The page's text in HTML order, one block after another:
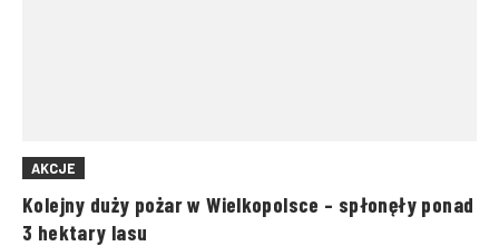
AKCJE
Kolejny duży pożar w Wielkopolsce – spłonęły ponad
3 hektary lasu